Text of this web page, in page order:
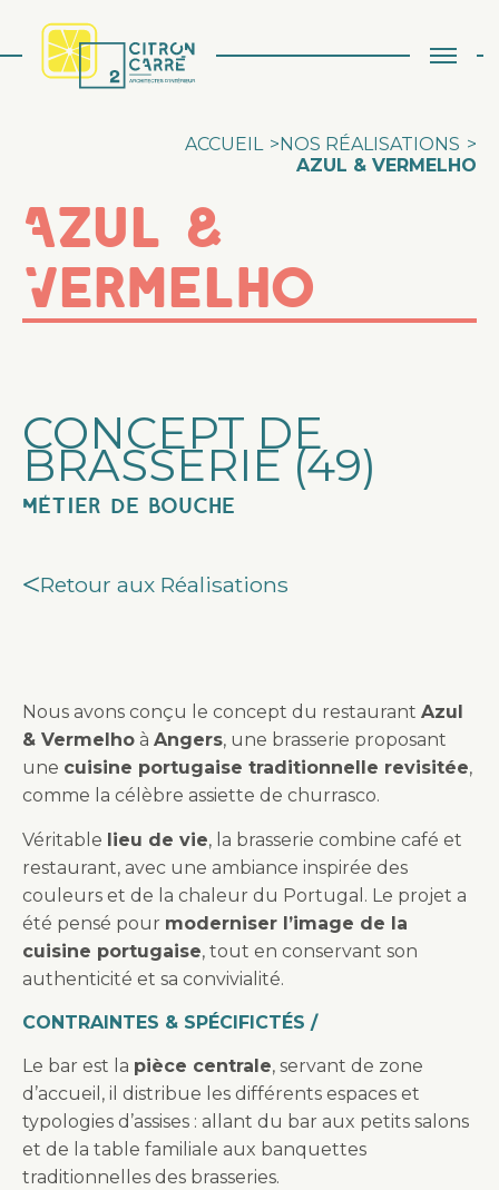
Aller au contenu
ACCUEIL >NOS RÉALISATIONS >
AZUL & VERMELHO
Azul &
Vermelho
CONCEPT DE
BRASSERIE (49)
Métier de bouche
Retour aux Réalisations
Nous avons conçu le concept du restaurant Azul
& Vermelho à Angers, une brasserie proposant
une cuisine portugaise traditionnelle revisitée,
comme la célèbre assiette de churrasco.
Véritable lieu de vie, la brasserie combine café et
restaurant, avec une ambiance inspirée des
couleurs et de la chaleur du Portugal. Le projet a
été pensé pour moderniser l’image de la
cuisine portugaise, tout en conservant son
authenticité et sa convivialité.
CONTRAINTES & SPÉCIFICTÉS /
Le bar est la pièce centrale, servant de zone
d’accueil, il distribue les différents espaces et
typologies d’assises : allant du bar aux petits salons
et de la table familiale aux banquettes
traditionnelles des brasseries.